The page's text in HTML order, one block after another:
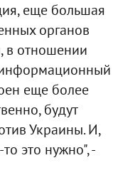
еще большая
органов
в отношении
информационный
еще более
будут
Украины. И,
это нужно", -